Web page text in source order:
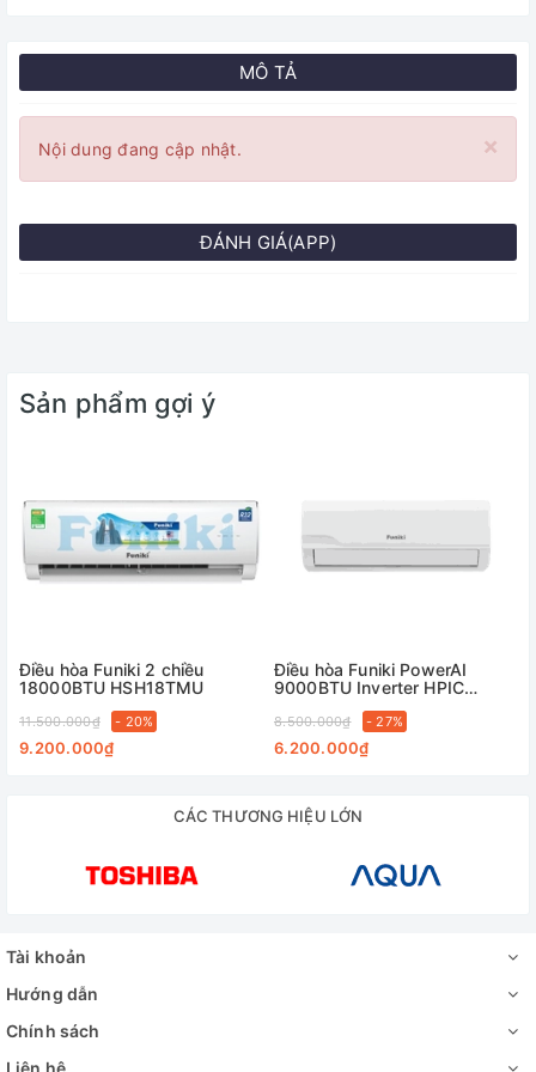
MÔ TẢ
×
Nội dung đang cập nhật.
ĐÁNH GIÁ(APP)
Sản phẩm gợi ý
Điều hòa Funiki 2 chiều
18000BTU HSH18TMU
11.500.000₫ - 20%
9.200.000₫
Điều hòa Funiki PowerAI
9000BTU Inverter HPIC
8.500.000₫ - 27%
6.200.000₫
CÁC THƯƠNG HIỆU LỚN
Tài khoản
Hướng dẫn
Chính sách
Liên hệ